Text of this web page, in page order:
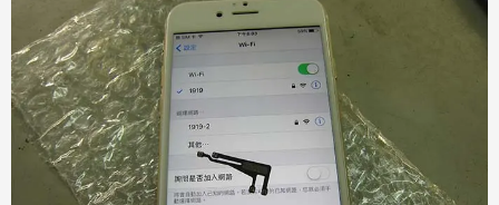
wifi
收
訊
弱
藍
芽
收
訊
弱
GPS